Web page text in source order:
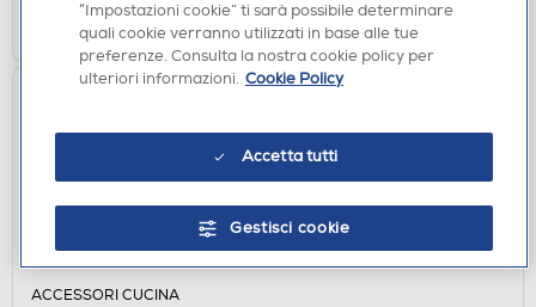
VISUALIZZA
ACCESSORI CUCINA
“Impostazioni cookie” ti sarà possibile determinare
quali cookie verranno utilizzati in base alle tue
preferenze. Consulta la nostra cookie policy per
ulteriori informazioni. Cookie Policy
Accetta tutti
Gestisci cookie